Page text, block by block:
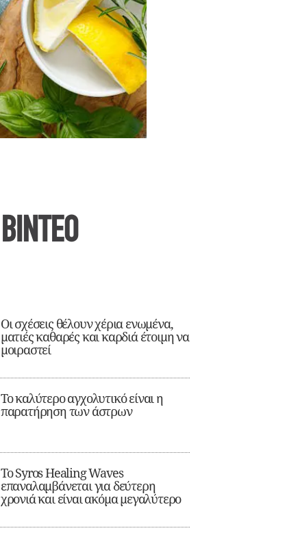
ΒΙΝΤΕΟ
Οι σχέσεις θέλουν χέρια ενωμένα,
ματιές καθαρές και καρδιά έτοιμη να
μοιραστεί
Το καλύτερο αγχολυτικό είναι η
παρατήρηση των άστρων
Το Syros Healing Waves
επαναλαμβάνεται για δεύτερη
χρονιά και είναι ακόμα μεγαλύτερο